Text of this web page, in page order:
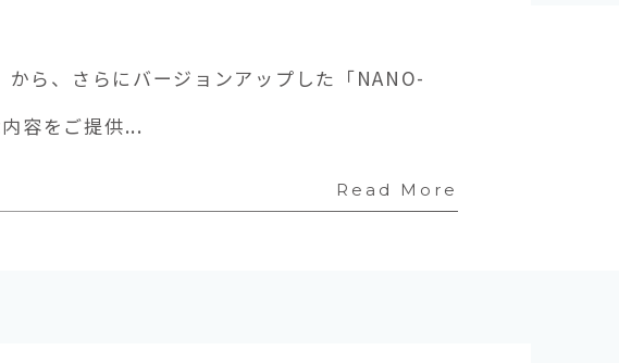
ら、さらにバージョンアップした「NANO-
容をご提供...
Read More